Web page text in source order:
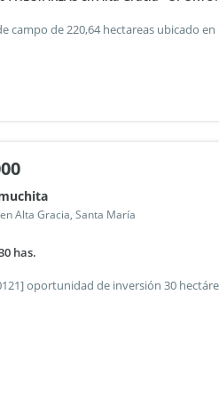
Alta Gracia, Santa María
has.